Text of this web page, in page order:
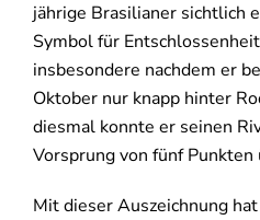
jährige Brasilianer sichtlich
Symbol für
insbesondere nachdem er
Oktober nur knapp hinter
diesmal konnte er seinen
Vorsprung von fünf
Mit dieser Auszeichnung